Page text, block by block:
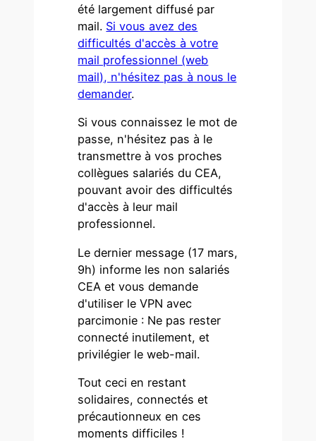
été largement diffusé par
mail. Si vous avez des
difficultés d'accès à votre
mail professionnel (web
mail), n'hésitez pas à nous le
demander.
Si vous connaissez le mot de
passe, n'hésitez pas à le
transmettre à vos proches
collègues salariés du CEA,
pouvant avoir des difficultés
d'accès à leur mail
professionnel.
Le dernier message (17 mars,
9h) informe les non salariés
CEA et vous demande
d'utiliser le VPN avec
parcimonie : Ne pas rester
connecté inutilement, et
privilégier le web-mail.
Tout ceci en restant
solidaires, connectés et
précautionneux en ces
moments difficiles !